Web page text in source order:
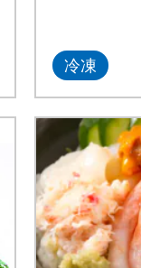
冷凍